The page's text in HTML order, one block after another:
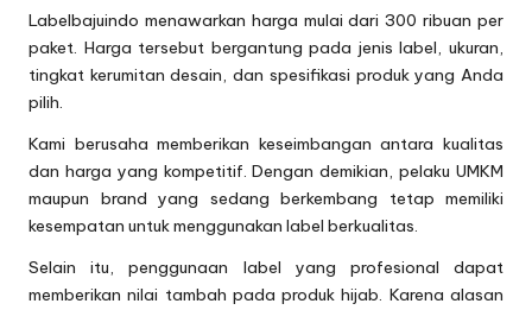
Labelbajuindo menawarkan harga mulai dari 300 ribuan per
paket. Harga tersebut bergantung pada jenis label, ukuran,
tingkat kerumitan desain, dan spesifikasi produk yang Anda
pilih.
Kami berusaha memberikan keseimbangan antara kualitas
dan harga yang kompetitif. Dengan demikian, pelaku UMKM
maupun brand yang sedang berkembang tetap memiliki
kesempatan untuk menggunakan label berkualitas.
Selain itu, penggunaan label yang profesional dapat
memberikan nilai tambah pada produk hijab. Karena alasan